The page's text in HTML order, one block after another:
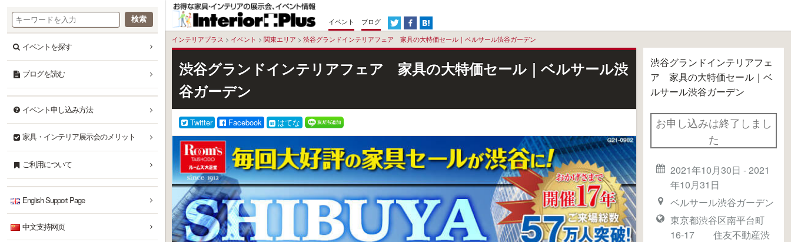
本
へ
イベント
ブログ
インテリアプラス > イベント > 関東エリア > 渋谷グランドインテリアフェア 家具の大特価セール｜ベルサール渋谷ガーデン
渋谷グランドインテリアフェア 家具の大特価セール｜ベルサール渋
谷ガーデン
Twitter Facebook はてな
渋谷グランドインテリアフェ
ア 家具の大特価セール｜ベ
ルサール渋谷ガーデン
お申し込みは終了しまし
た
2021年10月30日 -2021
年10月31日
ベルサール渋谷ガーデン
東京都渋谷区南平台町
16-17 住友不動産渋
イベントを探す
ブログを読む
イベント申し込み方法
家具・インテリア展示会のメリット
ご利用について
English Support Page
中文支持网页